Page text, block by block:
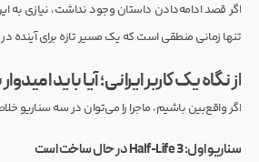
اگر قصد ادامه‌دادن داستان وجود نداشت، نیازی به
تنها زمانی منطقی است که یک مسیر تازه برای آینده
از نگاه یک کاربر ایرانی؛ آیا باید
اگر واقع‌بین باشیم، ماجرا را می‌توان در سه سناریو
سناریو اول: Half-Life 3 در حال ساخت است